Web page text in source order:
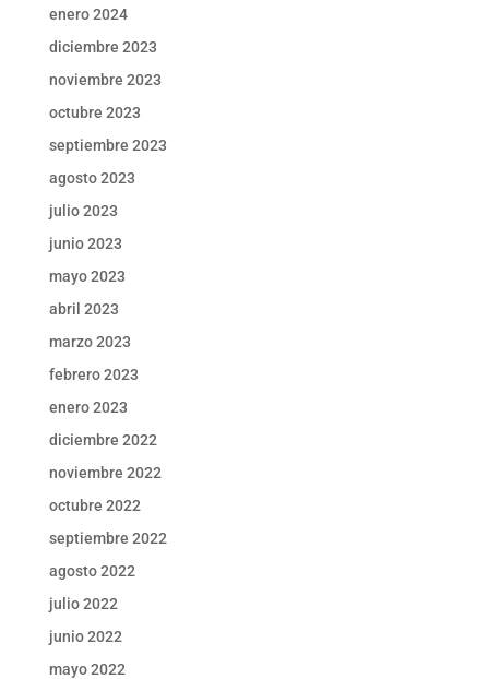
enero 2024
diciembre 2023
noviembre 2023
octubre 2023
septiembre 2023
agosto 2023
julio 2023
junio 2023
mayo 2023
abril 2023
marzo 2023
febrero 2023
enero 2023
diciembre 2022
noviembre 2022
octubre 2022
septiembre 2022
agosto 2022
julio 2022
junio 2022
mayo 2022